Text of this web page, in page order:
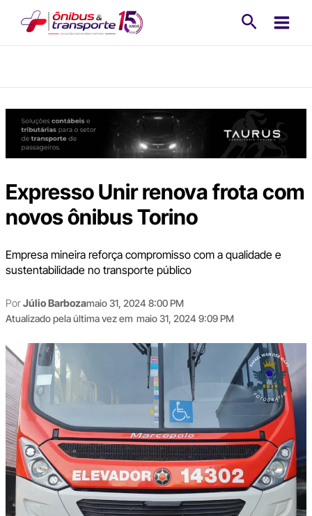
Expresso Unir renova frota com
novos ônibus Torino
Empresa mineira reforça compromisso com a qualidade e
sustentabilidade no transporte público
PorJúlio Barbozamaio 31, 2024 8:00 PM
Atualizado pela última vez em maio 31, 2024 9:09 PM